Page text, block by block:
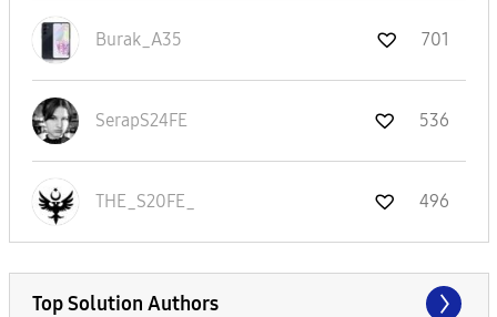
Burak_A35 701
SerapS24FE 536
THE_S20FE_ 496
Top Solution Authors